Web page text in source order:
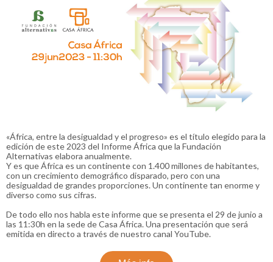
«África, entre la desigualdad y el progreso» es el título elegido para la
edición de este 2023 del Informe África que la Fundación
Alternativas elabora anualmente.
Y es que África es un continente con 1.400 millones de habitantes,
con un crecimiento demográfico disparado, pero con una
desigualdad de grandes proporciones. Un continente tan enorme y
diverso como sus cifras.
De todo ello nos habla este informe que se presenta el 29 de junio a
las 11:30h en la sede de Casa África. Una presentación que será
emitida en directo a través de nuestro canal YouTube.